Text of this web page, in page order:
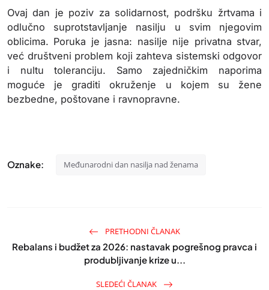
Ovaj dan je poziv za solidarnost, podršku žrtvama i
odlučno suprotstavljanje nasilju u svim njegovim
oblicima. Poruka je jasna: nasilje nije privatna stvar,
već društveni problem koji zahteva sistemski odgovor
i nultu toleranciju. Samo zajedničkim naporima
moguće je graditi okruženje u kojem su žene
bezbedne, poštovane i ravnopravne.
Oznake: Međunarodni dan nasilja nad ženama
PRETHODNI ČLANAK
Rebalans i budžet za 2026: nastavak pogrešnog pravca i
produbljivanje krize u...
SLEDEĆI ČLANAK